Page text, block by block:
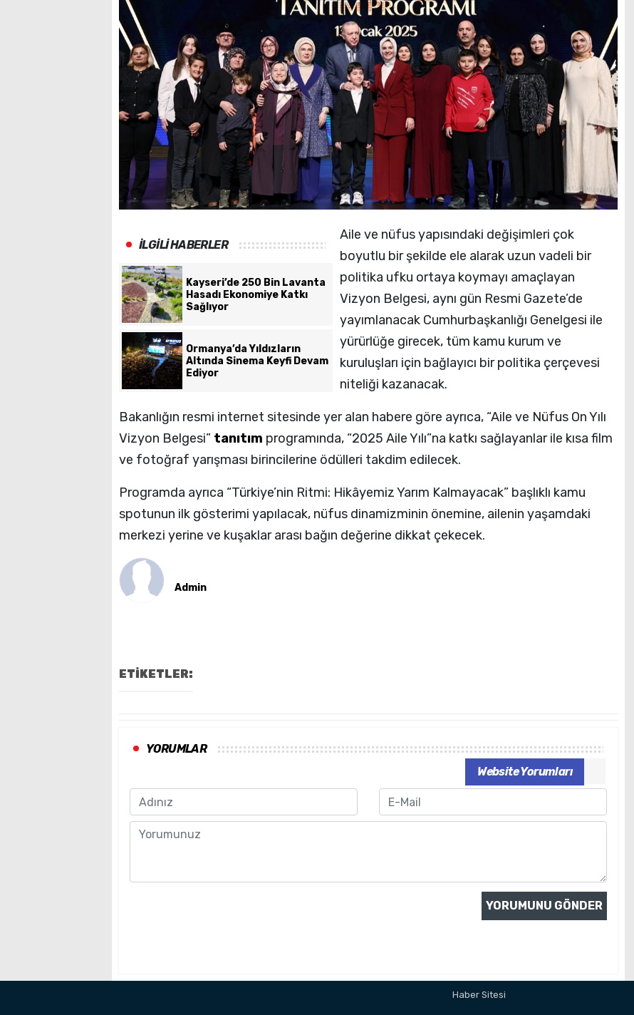
İLGİLİ HABERLER
Kayseri’de 250 Bin Lavanta
Hasadı Ekonomiye Katkı
Sağlıyor
Ormanya’da Yıldızların
Altında Sinema Keyfi Devam
Ediyor
Aile ve nüfus yapısındaki değişimleri çok
boyutlu bir şekilde ele alarak uzun vadeli bir
politika ufku ortaya koymayı amaçlayan
Vizyon Belgesi, aynı gün Resmi Gazete’de
yayımlanacak Cumhurbaşkanlığı Genelgesi ile
yürürlüğe girecek, tüm kamu kurum ve
kuruluşları için bağlayıcı bir politika çerçevesi
niteliği kazanacak.
Bakanlığın resmi internet sitesinde yer alan habere göre ayrıca, “Aile ve Nüfus On Yılı
Vizyon Belgesi” tanıtım programında, “2025 Aile Yılı”na katkı sağlayanlar ile kısa film
ve fotoğraf yarışması birincilerine ödülleri takdim edilecek.
Programda ayrıca “Türkiye’nin Ritmi: Hikâyemiz Yarım Kalmayacak” başlıklı kamu
spotunun ilk gösterimi yapılacak, nüfus dinamizminin önemine, ailenin yaşamdaki
merkezi yerine ve kuşaklar arası bağın değerine dikkat çekecek.
Admin
ETİKETLER:
YORUMLAR
Website Yorumları
Name
Email
Comment
Haber Sitesi